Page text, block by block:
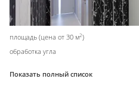
площадь (цена от 30 м2)
обработка угла
Показать полный список